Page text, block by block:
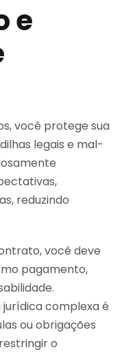
e
você protege sua
legais e mal-
reduzindo
você deve
pagamento,
complexa é
ou obrigações
o